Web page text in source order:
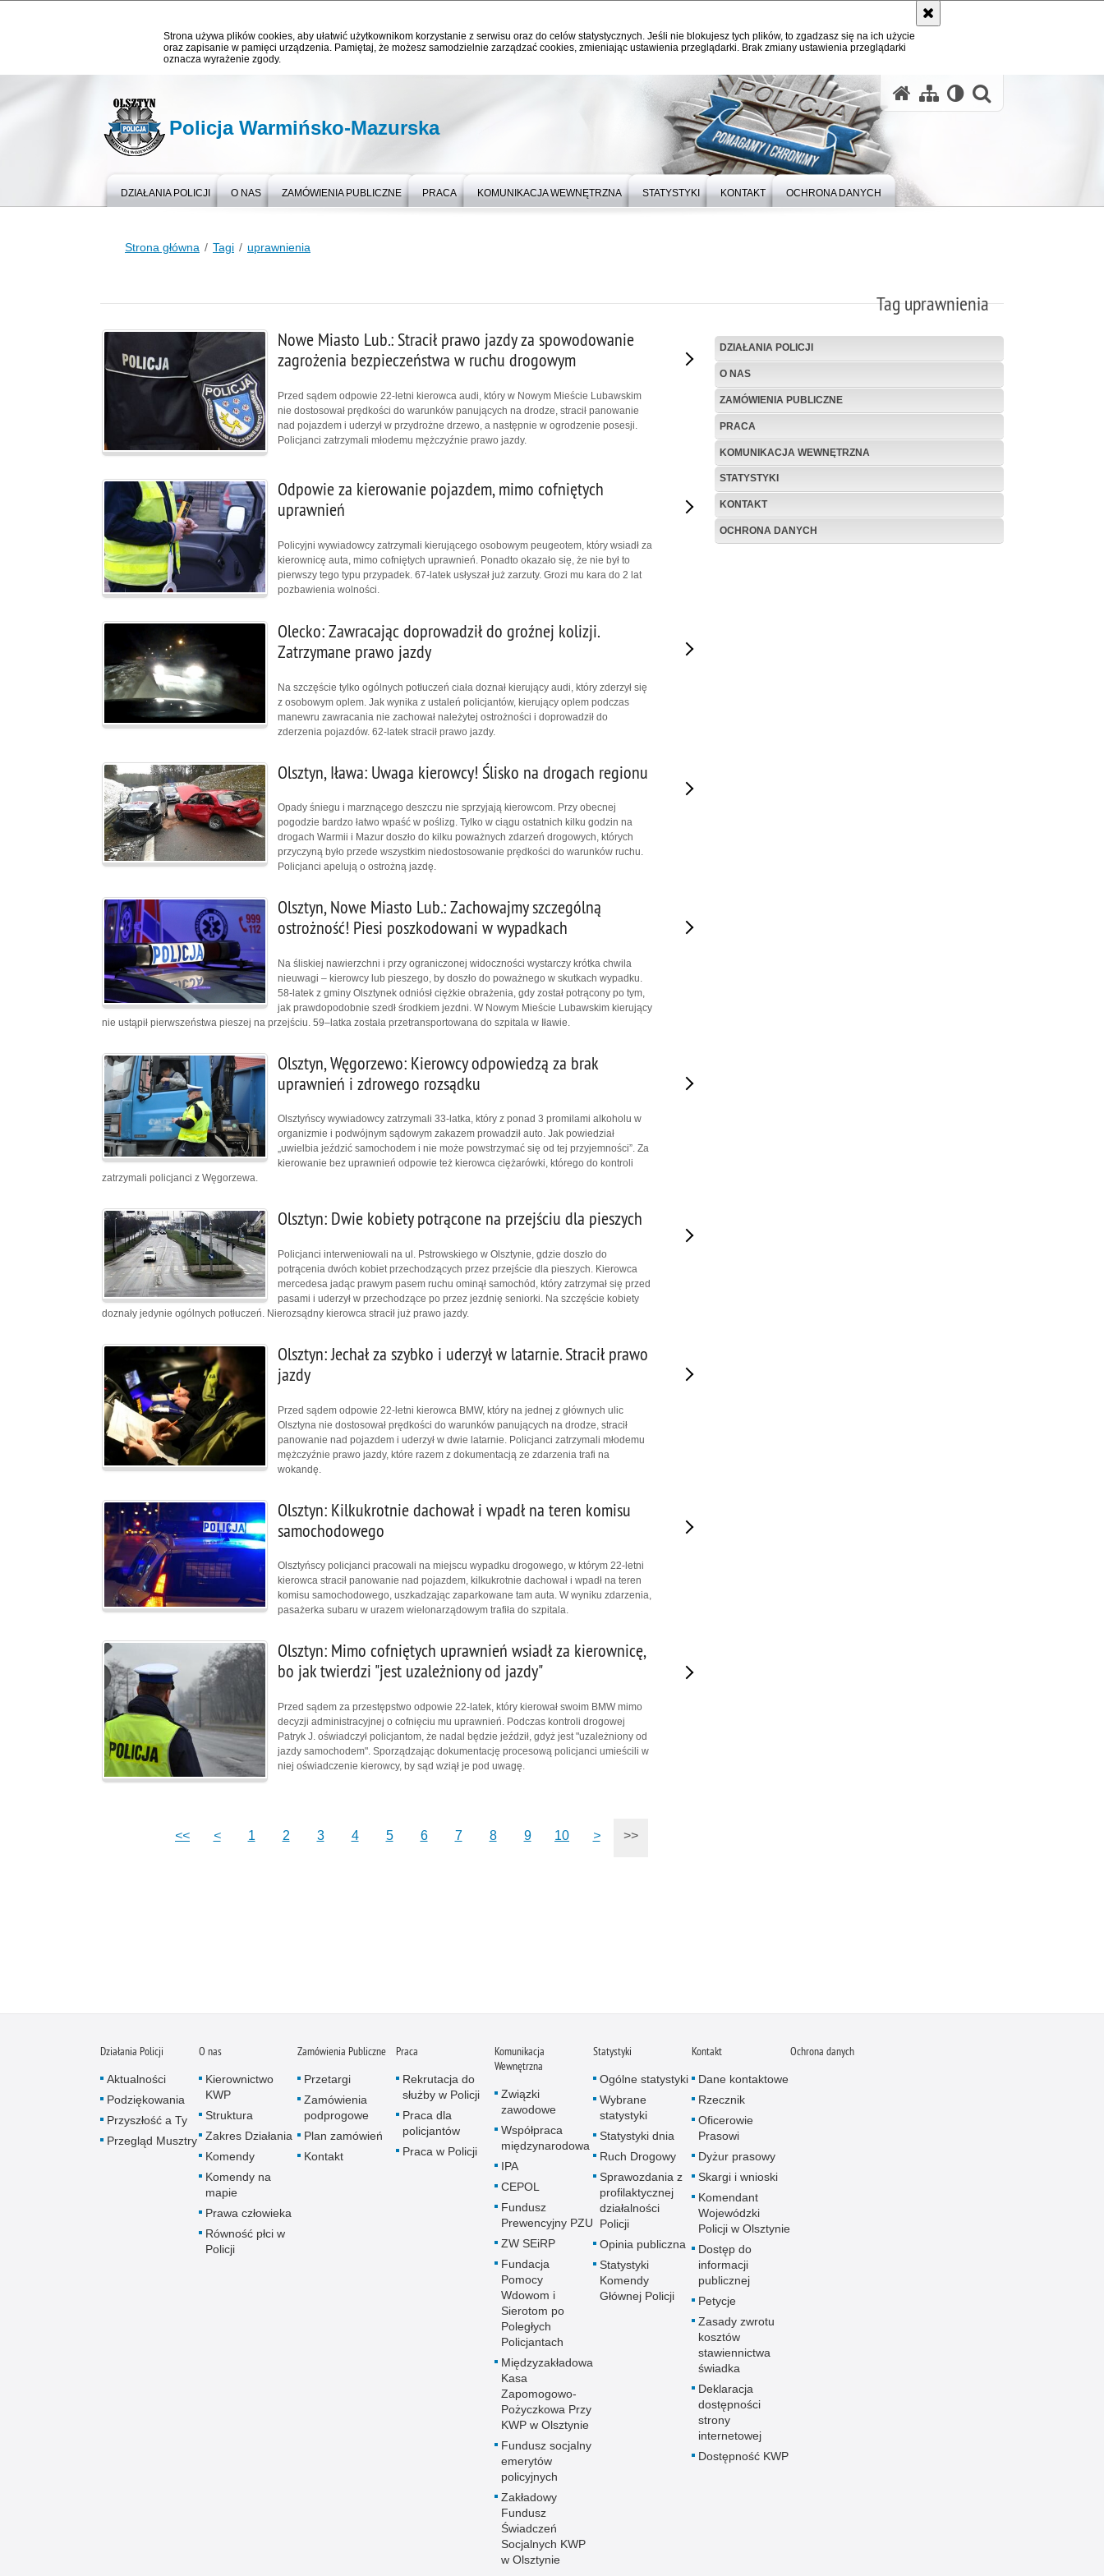
Strona używa plików cookies, aby ułatwić użytkownikom korzystanie z serwisu oraz do celów statystycznych. Jeśli nie blokujesz tych plików, to zgadzasz się na ich użycie
oraz zapisanie w pamięci urządzenia. Pamiętaj, że możesz samodzielnie zarządzać cookies, zmieniając ustawienia przeglądarki. Brak zmiany ustawienia przeglądarki
oznacza wyrażenie zgody.
Policja Warmińsko-Mazurska
DZIAŁANIA POLICJI O NAS ZAMÓWIENIA PUBLICZNE PRACA KOMUNIKACJA WEWNĘTRZNA STATYSTYKI KONTAKT OCHRONA DANYCH
Strona główna Tagi uprawnienia
Tag uprawnienia
DZIAŁANIA POLICJI
O NAS
ZAMÓWIENIA PUBLICZNE
PRACA
KOMUNIKACJA WEWNĘTRZNA
STATYSTYKI
KONTAKT
OCHRONA DANYCH
Nowe Miasto Lub.: Stracił prawo jazdy za spowodowanie
zagrożenia bezpieczeństwa w ruchu drogowym
Przed sądem odpowie 22-letni kierowca audi, który w Nowym Mieście Lubawskim
nie dostosował prędkości do warunków panujących na drodze, stracił panowanie
nad pojazdem i uderzył w przydrożne drzewo, a następnie w ogrodzenie posesji.
Policjanci zatrzymali młodemu mężczyźnie prawo jazdy.
Odpowie za kierowanie pojazdem, mimo cofniętych
uprawnień
Policyjni wywiadowcy zatrzymali kierującego osobowym peugeotem, który wsiadł za
kierownicę auta, mimo cofniętych uprawnień. Ponadto okazało się, że nie był to
pierwszy tego typu przypadek. 67-latek usłyszał już zarzuty. Grozi mu kara do 2 lat
pozbawienia wolności.
Olecko: Zawracając doprowadził do groźnej kolizji.
Zatrzymane prawo jazdy
Na szczęście tylko ogólnych potłuczeń ciała doznał kierujący audi, który zderzył się
z osobowym oplem. Jak wynika z ustaleń policjantów, kierujący oplem podczas
manewru zawracania nie zachował należytej ostrożności i doprowadził do
zderzenia pojazdów. 62-latek stracił prawo jazdy.
Olsztyn, Iława: Uwaga kierowcy! Ślisko na drogach regionu
Opady śniegu i marznącego deszczu nie sprzyjają kierowcom. Przy obecnej
pogodzie bardzo łatwo wpaść w poślizg. Tylko w ciągu ostatnich kilku godzin na
drogach Warmii i Mazur doszło do kilku poważnych zdarzeń drogowych, których
przyczyną było przede wszystkim niedostosowanie prędkości do warunków ruchu.
Policjanci apelują o ostrożną jazdę.
Olsztyn, Nowe Miasto Lub.: Zachowajmy szczególną
ostrożność! Piesi poszkodowani w wypadkach
Na śliskiej nawierzchni i przy ograniczonej widoczności wystarczy krótka chwila
nieuwagi – kierowcy lub pieszego, by doszło do poważnego w skutkach wypadku.
58-latek z gminy Olsztynek odniósł ciężkie obrażenia, gdy został potrącony po tym,
jak prawdopodobnie szedł środkiem jezdni. W Nowym Mieście Lubawskim kierujący
nie ustąpił pierwszeństwa pieszej na przejściu. 59–latka została przetransportowana do szpitala w Iławie.
Olsztyn, Węgorzewo: Kierowcy odpowiedzą za brak
uprawnień i zdrowego rozsądku
Olsztyńscy wywiadowcy zatrzymali 33-latka, który z ponad 3 promilami alkoholu w
organizmie i podwójnym sądowym zakazem prowadził auto. Jak powiedział
„uwielbia jeździć samochodem i nie może powstrzymać się od tej przyjemności”. Za
kierowanie bez uprawnień odpowie też kierowca ciężarówki, którego do kontroli
zatrzymali policjanci z Węgorzewa.
Olsztyn: Dwie kobiety potrącone na przejściu dla pieszych
Policjanci interweniowali na ul. Pstrowskiego w Olsztynie, gdzie doszło do
potrącenia dwóch kobiet przechodzących przez przejście dla pieszych. Kierowca
mercedesa jadąc prawym pasem ruchu ominął samochód, który zatrzymał się przed
pasami i uderzył w przechodzące po przez jezdnię seniorki. Na szczęście kobiety
doznały jedynie ogólnych potłuczeń. Nierozsądny kierowca stracił już prawo jazdy.
Olsztyn: Jechał za szybko i uderzył w latarnie. Stracił prawo
jazdy
Przed sądem odpowie 22-letni kierowca BMW, który na jednej z głównych ulic
Olsztyna nie dostosował prędkości do warunków panujących na drodze, stracił
panowanie nad pojazdem i uderzył w dwie latarnie. Policjanci zatrzymali młodemu
mężczyźnie prawo jazdy, które razem z dokumentacją ze zdarzenia trafi na
wokandę.
Olsztyn: Kilkukrotnie dachował i wpadł na teren komisu
samochodowego
Olsztyńscy policjanci pracowali na miejscu wypadku drogowego, w którym 22-letni
kierowca stracił panowanie nad pojazdem, kilkukrotnie dachował i wpadł na teren
komisu samochodowego, uszkadzając zaparkowane tam auta. W wyniku zdarzenia,
pasażerka subaru w urazem wielonarządowym trafiła do szpitala.
Olsztyn: Mimo cofniętych uprawnień wsiadł za kierownicę,
bo jak twierdzi "jest uzależniony od jazdy"
Przed sądem za przestępstwo odpowie 22-latek, który kierował swoim BMW mimo
decyzji administracyjnej o cofnięciu mu uprawnień. Podczas kontroli drogowej
Patryk J. oświadczył policjantom, że nadal będzie jeździł, gdyż jest "uzależniony od
jazdy samochodem". Sporządzając dokumentację procesową policjanci umieścili w
niej oświadczenie kierowcy, by sąd wziął je pod uwagę.
<< < 1 2 3 4 5 6 7 8 9 10 > >>
Działania Policji
Aktualności
Podziękowania
Przyszłość a Ty
Przegląd Musztry
O nas
Kierownictwo
KWP
Struktura
Zakres Działania
Komendy
Komendy na
mapie
Prawa człowieka
Równość płci w
Policji
Zamówienia Publiczne
Przetargi
Zamówienia
podprogowe
Plan zamówień
Kontakt
Praca
Rekrutacja do
służby w Policji
Praca dla
policjantów
Praca w Policji
Komunikacja
Wewnętrzna
Związki
zawodowe
Współpraca
międzynarodowa
IPA
CEPOL
Fundusz
Prewencyjny PZU
ZW SEiRP
Fundacja
Pomocy
Wdowom i
Sierotom po
Poległych
Policjantach
Międzyzakładowa
Kasa
Zapomogowo-
Pożyczkowa Przy
KWP w Olsztynie
Fundusz socjalny
emerytów
policyjnych
Zakładowy
Fundusz
Świadczeń
Socjalnych KWP
w Olsztynie
Statystyki
Ogólne statystyki
Wybrane
statystyki
Statystyki dnia
Ruch Drogowy
Sprawozdania z
profilaktycznej
działalności
Policji
Opinia publiczna
Statystyki
Komendy
Głównej Policji
Kontakt
Dane kontaktowe
Rzecznik
Oficerowie
Prasowi
Dyżur prasowy
Skargi i wnioski
Komendant
Wojewódzki
Policji w Olsztynie
Dostęp do
informacji
publicznej
Petycje
Zasady zwrotu
kosztów
stawiennictwa
świadka
Deklaracja
dostępności
strony
internetowej
Dostępność KWP
Ochrona danych